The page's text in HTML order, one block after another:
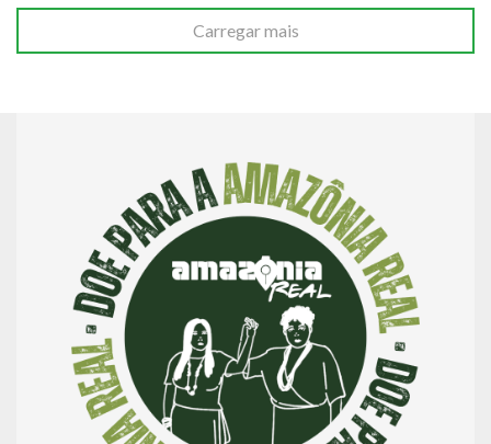
Carregar mais